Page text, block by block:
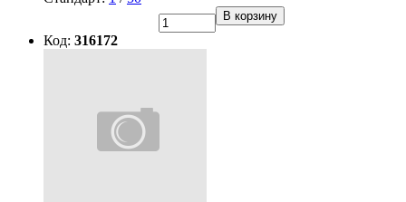
В корзину
Код: 316172